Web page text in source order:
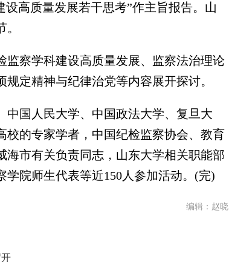
高质量发展若干思考”作主旨报告。山
察学科建设高质量发展、监察法治理论
定精神与纪律治党等内容展开探讨。
国人民大学、中国政法大学、复旦大
校的专家学者，中国纪检监察协会、教育
市有关负责同志，山东大学相关职能部
院师生代表等近150人参加活动。(完)
编辑：赵晓